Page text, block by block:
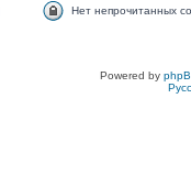
Нет непрочитанных
Powered by